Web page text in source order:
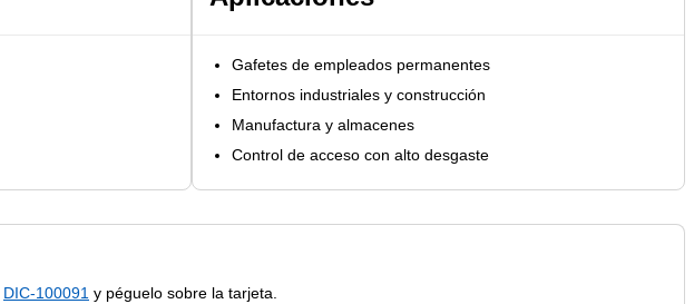
Gafetes de empleados permanentes
Entornos industriales y construcción
Manufactura y almacenes
Control de acceso con alto desgaste
DIC-100091 y péguelo sobre la tarjeta.